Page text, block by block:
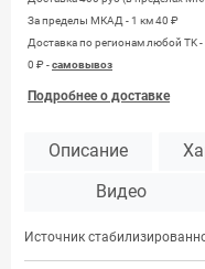
За пределы МКАД - 1 км 40 ₽
Доставка по регионам любой TK
0 ₽ -самовывоз
Подробнее о доставке
Описание
Видео
Источник